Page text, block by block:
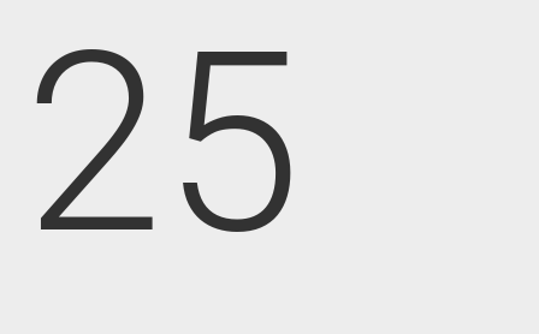
25